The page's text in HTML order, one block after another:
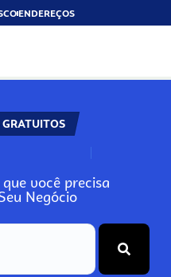
ENDEREÇOS
N
você precisa
Negócio